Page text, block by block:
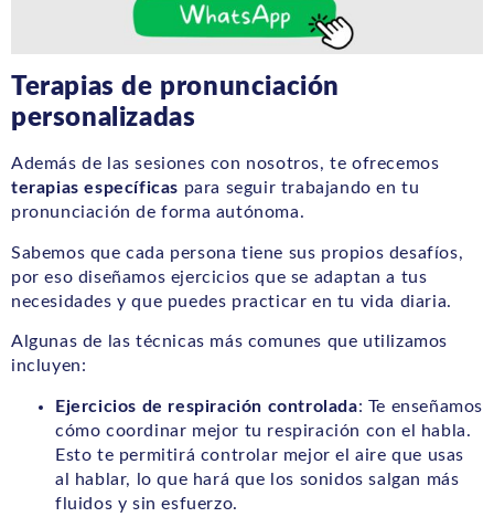
Terapias de pronunciación
personalizadas
Además de las sesiones con nosotros, te ofrecemos
terapias específicas para seguir trabajando en tu
pronunciación de forma autónoma.
Sabemos que cada persona tiene sus propios desafíos,
por eso diseñamos ejercicios que se adaptan a tus
necesidades y que puedes practicar en tu vida diaria.
Algunas de las técnicas más comunes que utilizamos
incluyen:
Ejercicios de respiración controlada: Te enseñamos
cómo coordinar mejor tu respiración con el habla.
Esto te permitirá controlar mejor el aire que usas
al hablar, lo que hará que los sonidos salgan más
fluidos y sin esfuerzo.